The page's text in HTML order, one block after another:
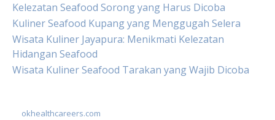
Kelezatan Seafood Sorong yang Harus Dicoba
Kuliner Seafood Kupang yang Menggugah Selera
Wisata Kuliner Jayapura: Menikmati Kelezatan
Hidangan Seafood
Wisata Kuliner Seafood Tarakan yang Wajib Dicoba
okhealthcareers.com